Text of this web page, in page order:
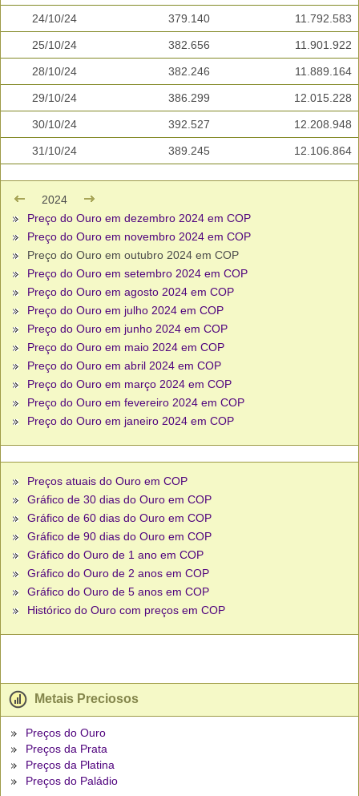
24/10/24 379.140 11.792.583
25/10/24 382.656 11.901.922
28/10/24 382.246 11.889.164
29/10/24 386.299 12.015.228
30/10/24 392.527 12.208.948
31/10/24 389.245 12.106.864
2024
Preço do Ouro em dezembro 2024 em COP
Preço do Ouro em novembro 2024 em COP
Preço do Ouro em outubro 2024 em COP
Preço do Ouro em setembro 2024 em COP
Preço do Ouro em agosto 2024 em COP
Preço do Ouro em julho 2024 em COP
Preço do Ouro em junho 2024 em COP
Preço do Ouro em maio 2024 em COP
Preço do Ouro em abril 2024 em COP
Preço do Ouro em março 2024 em COP
Preço do Ouro em fevereiro 2024 em COP
Preço do Ouro em janeiro 2024 em COP
Preços atuais do Ouro em COP
Gráfico de 30 dias do Ouro em COP
Gráfico de 60 dias do Ouro em COP
Gráfico de 90 dias do Ouro em COP
Gráfico do Ouro de 1 ano em COP
Gráfico do Ouro de 2 anos em COP
Gráfico do Ouro de 5 anos em COP
Histórico do Ouro com preços em COP
Metais Preciosos
Preços do Ouro
Preços da Prata
Preços da Platina
Preços do Paládio